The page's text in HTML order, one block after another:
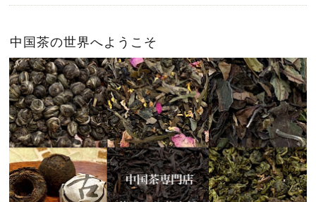
中国茶の世界へようこそ